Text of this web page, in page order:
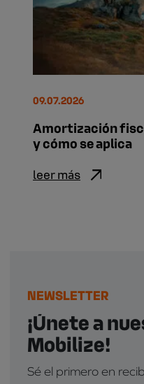
Amortización
y cómo se aplica
09.07.2026
leer más
NEWSLETTER
¡Únete a
Mobilize!
Sé el primero en